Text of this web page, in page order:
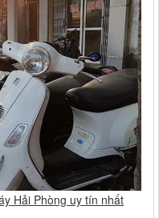
Hải Phòng uy tín nhất